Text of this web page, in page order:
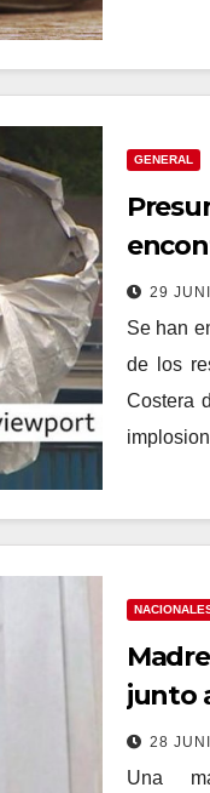
GENERAL
29
Se han
de los
Costera
junto
28
Una